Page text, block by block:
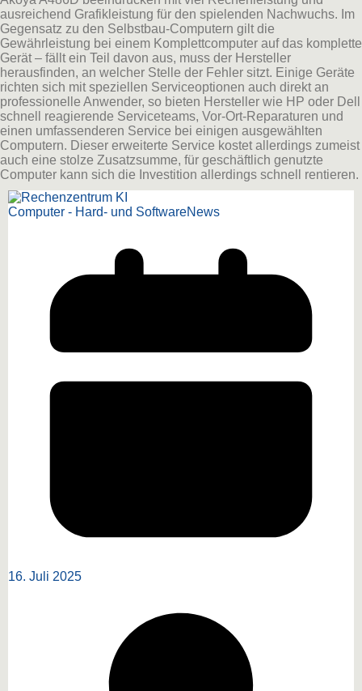
ausreichend Grafikleistung für den spielenden Nachwuchs. Im
Gegensatz zu den Selbstbau-Computern gilt die
Gewährleistung bei einem Komplettcomputer auf das komplette
Gerät – fällt ein Teil davon aus, muss der Hersteller
herausfinden, an welcher Stelle der Fehler sitzt. Einige Geräte
richten sich mit speziellen Serviceoptionen auch direkt an
professionelle Anwender, so bieten Hersteller wie HP oder Dell
schnell reagierende Serviceteams, Vor-Ort-Reparaturen und
einen umfassenderen Service bei einigen ausgewählten
Computern. Dieser erweiterte Service kostet allerdings zumeist
auch eine stolze Zusatzsumme, für geschäftlich genutzte
Computer kann sich die Investition allerdings schnell rentieren.
Computer - Hard- und SoftwareNews
16. Juli 2025